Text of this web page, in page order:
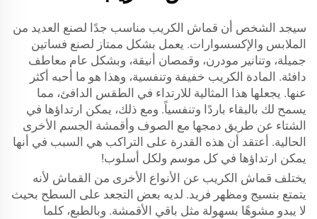
سيجد الشخص أن قماش الكريب مناسب جدًا لصنع العديد من
الملابس والإكسسوارات. يعمل بشكل ممتاز لصنع فساتين
جميلة، وتنانير مودرن، وقمصان أنيقة، وبشكل عام معاطف
دافئة. المادة الكريب خفيفة وتنفسية، وهذا هو ما أحبه أكثر
عنها. يجعلها هذا المثالية للارتداء في الطقس الدافئ، مما
يسمح لك بالبقاء باردًا وتنفسياً. ومع ذلك، يمكن ارتداؤها في
الشتاء عن طريق دمجها مع الصوف وأقمشة الجسم الأخرى
الحالية. أعتقد أن هذه القدرة على التراكب هي السبب في أنها
يمكن ارتداؤها في كل موسم ولكل أسلوب!
يختلف قماش الكريب عن الأنواع الأخرى من القماش لأنه
يتمتع بنسيج ومظهر فريد. لديه بعض التجعد على السطح بحيث
لا يبدو مشوهًا بسهولة مثل باقي الأقمشة. وبالطبع، كلما